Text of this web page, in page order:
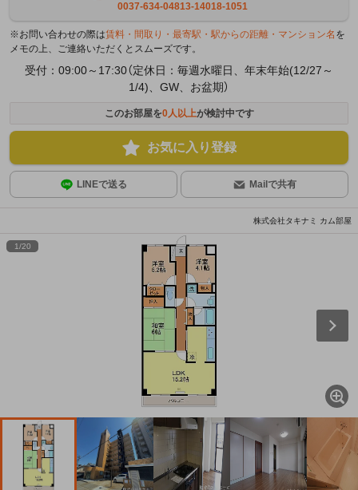
0037-634-04813-14018-1051
※お問い合わせの際は賃料・間取り・最寄駅・駅からの距離・マンション名 を
メモの上、ご連絡いただくとスムーズです。
受付：09:00～17:30（定休日：毎週水曜日、年末年始(12/27～
1/4)、GW、お盆期）
このお部屋を0人以上が検討中です
お気に入り登録
LINEで送る Mailで共有
株式会社タキナミ カム部屋
1/20